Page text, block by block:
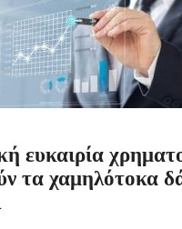
ευκαιρία
τα χαμηλότοκα